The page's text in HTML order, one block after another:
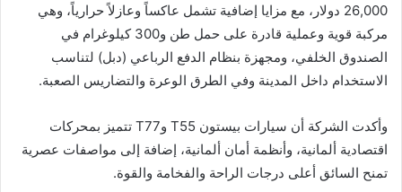
26,000 دولار، مع مزايا إضافية تشمل عاكساً وعازلاً حرارياً، وهي
مركبة قوية وعملية قادرة على حمل طن و300 كيلوغرام في
الصندوق الخلفي، ومجهزة بنظام الدفع الرباعي (دبل) لتناسب
الاستخدام داخل المدينة وفي الطرق الوعرة والتضاريس الصعبة.
وأكدت الشركة أن سيارات بيستون T55 وT77 تتميز بمحركات
اقتصادية ألمانية، وأنظمة أمان ألمانية، إضافة إلى مواصفات عصرية
تمنح السائق أعلى درجات الراحة والفخامة والقوة.